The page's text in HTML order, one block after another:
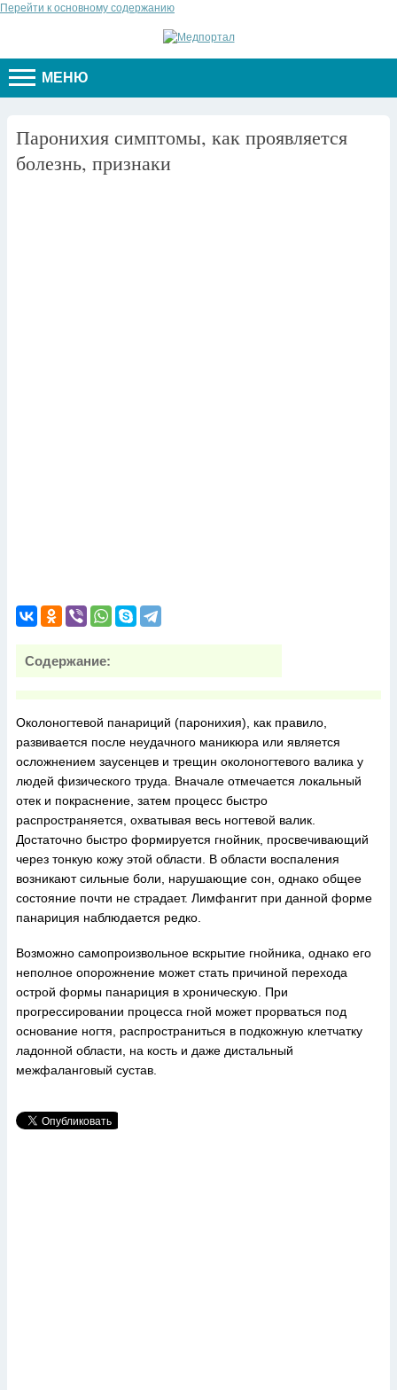
Перейти к основному содержанию
МЕНЮ
Паронихия симптомы, как проявляется
болезнь, признаки
Содержание:
Околоногтевой панариций (паронихия), как правило,
развивается после неудачного маникюра или является
осложнением заусенцев и трещин околоногтевого валика у
людей физического труда. Вначале отмечается локальный
отек и покраснение, затем процесс быстро
распространяется, охватывая весь ногтевой валик.
Достаточно быстро формируется гнойник, просвечивающий
через тонкую кожу этой области. В области воспаления
возникают сильные боли, нарушающие сон, однако общее
состояние почти не страдает. Лимфангит при данной форме
панариция наблюдается редко.
Возможно самопроизвольное вскрытие гнойника, однако его
неполное опорожнение может стать причиной перехода
острой формы панариция в хроническую. При
прогрессировании процесса гной может прорваться под
основание ногтя, распространиться в подкожную клетчатку
ладонной области, на кость и даже дистальный
межфаланговый сустав.